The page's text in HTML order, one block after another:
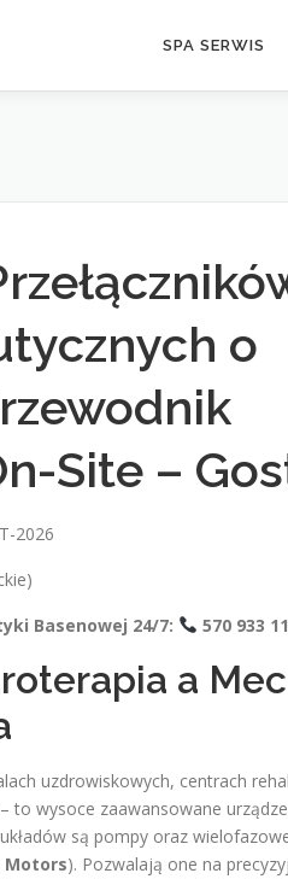
SPA SERWIS
o
Site –
2026
Basenowej 24/7:
570 933
a
uzdrowiskowych, centrach
to wysoce zaawansowane
są pompy oraz
Motors). Pozwalają one na